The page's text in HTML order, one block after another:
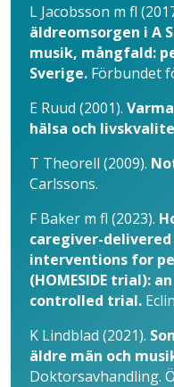
L Jacobsson m fl
äldreomsorgen i A
musik, mångfald:
Sverige. Förbundet
E Ruud (2001).
hälsa och
T Theorell (2009).
Carlssons.
F Baker m fl (2023).
caregiver-
interventions for
(HOMESIDE trial):
controlled trial.
K Lindblad (2021).
äldre män och
Doktorsavhandling.